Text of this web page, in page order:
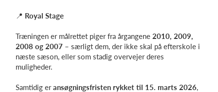
📍 Royal Stage
Træningen er målrettet piger fra årgangene 2010, 2009,
2008 og 2007 – særligt dem, der ikke skal på efterskole i
næste sæson, eller som stadig overvejer deres
muligheder.
Samtidig eransøgningsfristen rykket til 15. marts 2026,